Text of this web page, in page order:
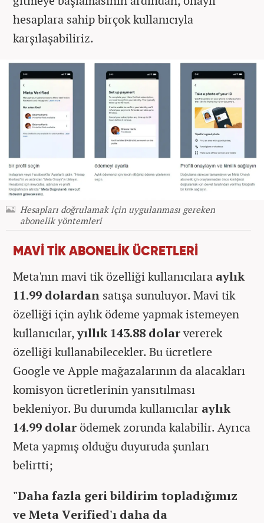
hesaplara sahip birçok kullanıcıyla
karşılaşabiliriz.
Hesapları doğrulamak için uygulanması gereken
abonelik yöntemleri
MAVİ TİK ABONELİK ÜCRETLERİ
Meta'nın mavi tik özelliği kullanıcılara aylık
11.99 dolardan satışa sunuluyor. Mavi tik
özelliği için aylık ödeme yapmak istemeyen
kullanıcılar,yıllık 143.88 dolarvererek
özelliği kullanabilecekler. Bu ücretlere
Google ve Apple mağazalarının da alacakları
komisyon ücretlerinin yansıtılması
bekleniyor. Bu durumda kullanıcılar aylık
14.99 dolarödemek zorunda kalabilir. Ayrıca
Meta yapmış olduğu duyuruda şunları
belirtti;
"Daha fazla geri bildirim topladığımız
ve Meta Verified'ı daha da